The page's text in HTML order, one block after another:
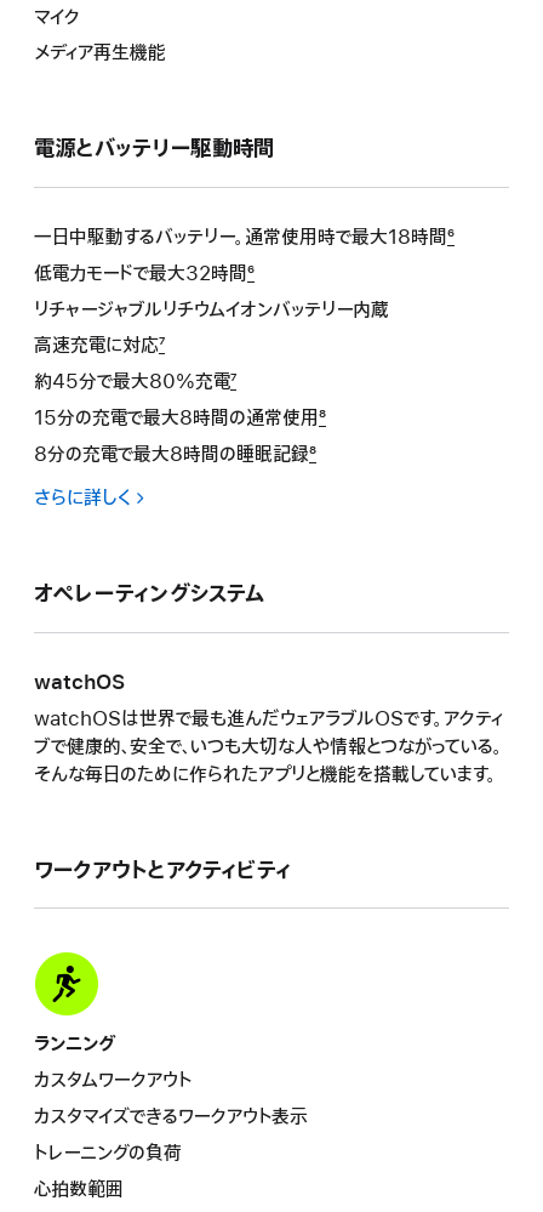
マイク
メディア再生機能
電 源 と バ ッ テ リ ー駆 動 時 間
一日中駆動するバッテリー。通常使用時で最大18 時 間6
低電力モードで最大32時間6
リチャージャブルリチウムイオンバッテリー内蔵
高速充電に対応7
約45分で最大80%充電7
15分の充電で最大8時間の通常使用8
8分の充電で最大8時間の睡眠記録8
さらに詳しく
オペレーティングシ ス テ ム
watchOS
watchOSは世界で最も進んだウェアラブルOSです。アクティ
ブで健康的、安全で、いつも大切な人や情報とつながっている。
そんな毎日のために作られたアプリと機能を搭載していま す 。
ワークアウトとア ク テ ィ ビ ティ
ランニング
カスタムワークアウト
カスタマイズできるワークアウト表示
トレーニングの負荷
心拍数範囲